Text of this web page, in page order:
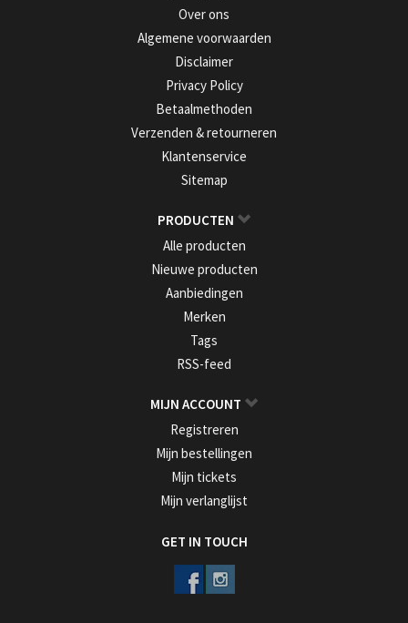
Over ons
Algemene voorwaarden
Disclaimer
Privacy Policy
Betaalmethoden
Verzenden & retourneren
Klantenservice
Sitemap
PRODUCTEN
Alle producten
Nieuwe producten
Aanbiedingen
Merken
Tags
RSS-feed
MIJN ACCOUNT
Registreren
Mijn bestellingen
Mijn tickets
Mijn verlanglijst
GET IN TOUCH